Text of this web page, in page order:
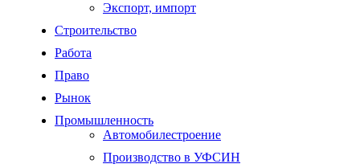
Экспорт, импорт
Строительство
Работа
Право
Рынок
Промышленность
Автомобилестроение
Производство в УФСИН